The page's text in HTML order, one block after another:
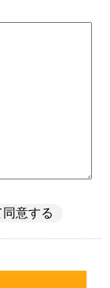
意する